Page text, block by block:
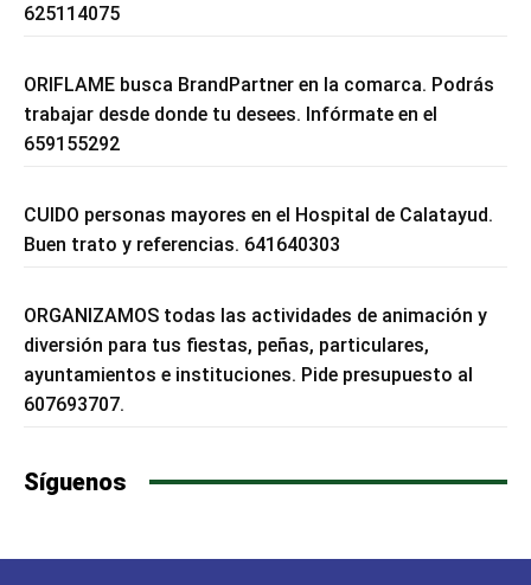
625114075
ORIFLAME busca BrandPartner en la comarca. Podrás
trabajar desde donde tu desees. Infórmate en el
659155292
CUIDO personas mayores en el Hospital de Calatayud.
Buen trato y referencias. 641640303
ORGANIZAMOS todas las actividades de animación y
diversión para tus fiestas, peñas, particulares,
ayuntamientos e instituciones. Pide presupuesto al
607693707.
Síguenos